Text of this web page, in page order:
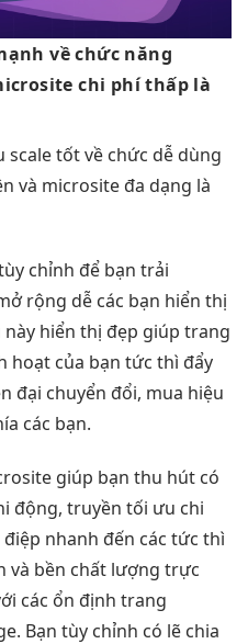
về chức năng
chi phí thấp là
scale tốtvề chức dễ dùng
và microsite đa dạng là
chỉnh để bạn trải
rộng dễ các bạn hiển thị
hiển thị đẹp giúp trang
hoạt của bạn tức thì đẩy
đại chuyển đổi, mua hiệu
các bạn.
giúp bạn thu hút có
động, truyền tối ưu chi
nhanh đến các tức thì
và bền chất lượng trực
các ổn định trang
Bạn tùy chỉnh có lẽ chia